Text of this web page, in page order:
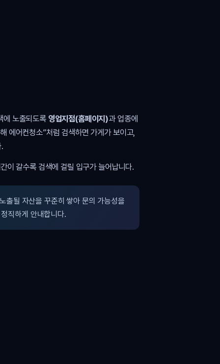
에 노출되도록 영업지점(홈페이지)과 업종에
에어컨청소”처럼 검색하면 가게가 보이고,
이 갈수록 검색에 걸릴 입구가 늘어납니다.
노출될 자산을 꾸준히 쌓아 문의 가능성을
직하게 안내합니다.